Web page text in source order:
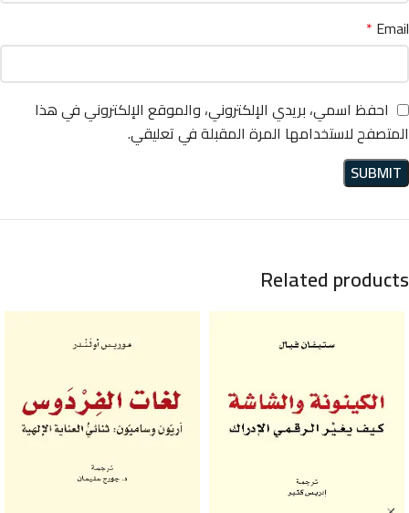
Email
*
احفظ اسمي، بريدي الإلكتروني، والموقع الإلكتروني في هذا
المتصفح لاستخدامها المرة المقبلة في تعليقي.
Related products